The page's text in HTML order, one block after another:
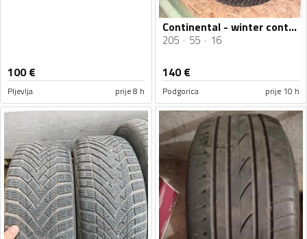
100€
Pljevlja prije 8 h
Continental - winter contact - Univerzalna guma
205 55 16
140€
Podgorica prije 10 h